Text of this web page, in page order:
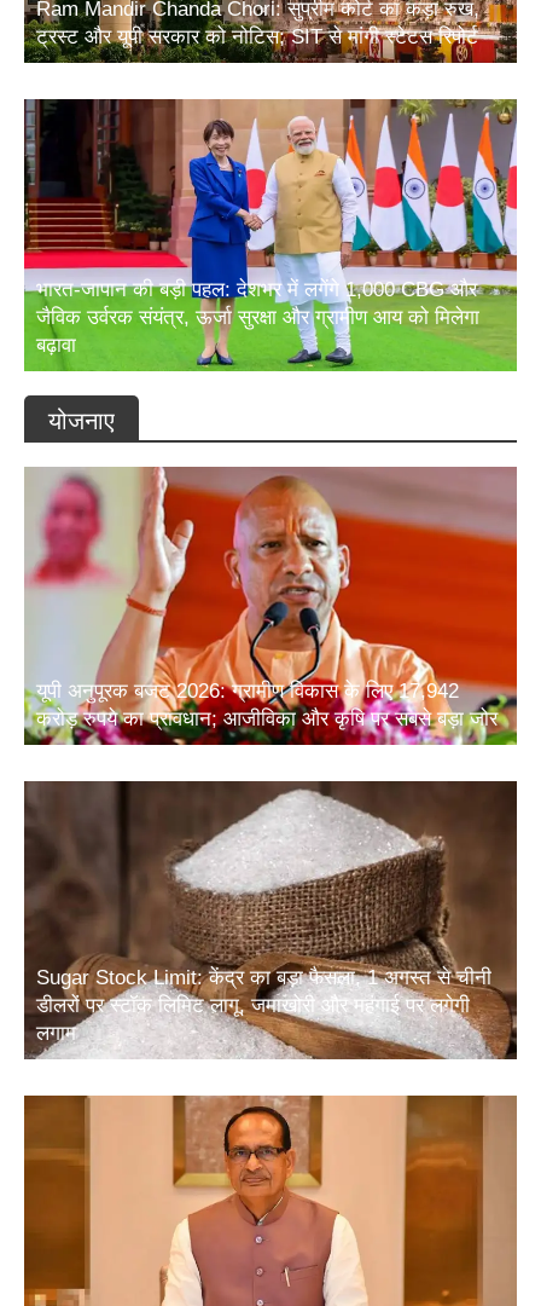
Ram Mandir Chanda Chori: सुप्रीम कोर्ट का कड़ा रुख,
ट्रस्ट और यूपी सरकार को नोटिस; SIT से मांगी स्टेटस रिपोर्ट
भारत-जापान की बड़ी पहल: देशभर में लगेंगे 1,000 CBG और
जैविक उर्वरक संयंत्र, ऊर्जा सुरक्षा और ग्रामीण आय को मिलेगा
बढ़ावा
योजनाए
यूपी अनुपूरक बजट 2026: ग्रामीण विकास के लिए 17,942
करोड़ रुपये का प्रावधान; आजीविका और कृषि पर सबसे बड़ा जोर
Sugar Stock Limit: केंद्र का बड़ा फैसला, 1 अगस्त से चीनी
डीलरों पर स्टॉक लिमिट लागू, जमाखोरी और महंगाई पर लगेगी
लगाम